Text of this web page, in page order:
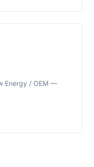
Energy / OEM —